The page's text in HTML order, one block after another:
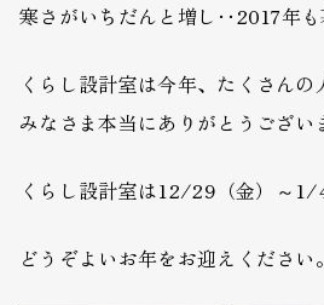
寒さがいちだんと増し‥2017年も
くらし設計室は今年、たくさんの
みなさま本当にありがとうござい
くらし設計室は12/29（金）～
どうぞよいお年をお迎えください。